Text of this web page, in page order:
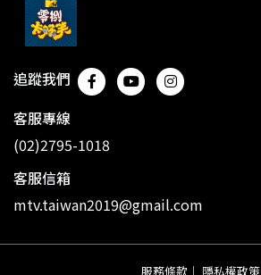
追蹤我們
客服專線
(02)2795-1018
客服信箱
mtv.taiwan2019@gmail.com
服務條款 ｜ 隱私權政策